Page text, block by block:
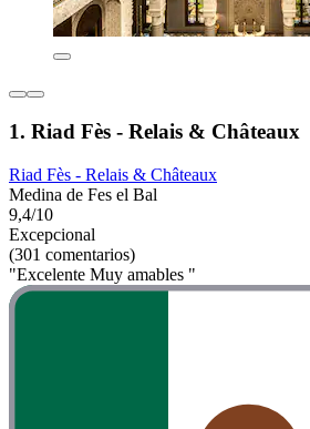
1. Riad Fès - Relais & Châteaux
Riad Fès - Relais & Châteaux
Medina de Fes el Bal
9,4/10
Excepcional
(301 comentarios)
"Excelente Muy amables "